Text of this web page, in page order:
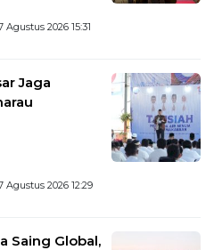
Agustus 2026 15:31
Jaga
Agustus 2026 12:29
Saing Global,